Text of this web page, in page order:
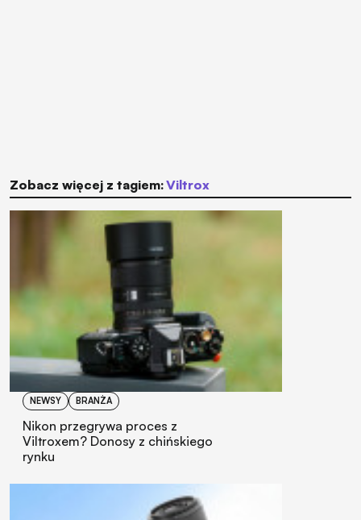
Zobacz więcej z tagiem: Viltrox
NEWSY BRANŻA
Nikon przegrywa proces z
Viltroxem? Donosy z chińskiego
rynku